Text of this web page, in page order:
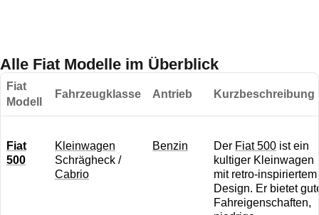
Alle Fiat Modelle im Überblick
Fiat
Modell
Fahrzeugklasse Antrieb Kurzbeschreibung
Fiat
500
K leinwagen
Schrägheck /
Cabrio
B enzin Der Fiat 500 ist ein
kultiger Kleinwagen
mit retro-inspiriertem
Design. Er bietet
Fahreigenschaften,